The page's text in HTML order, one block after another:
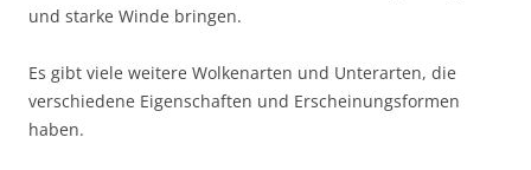
und starke Winde bringen.
Es gibt viele weitere Wolkenarten und Unterarten, die
verschiedene Eigenschaften und Erscheinungsformen
haben.